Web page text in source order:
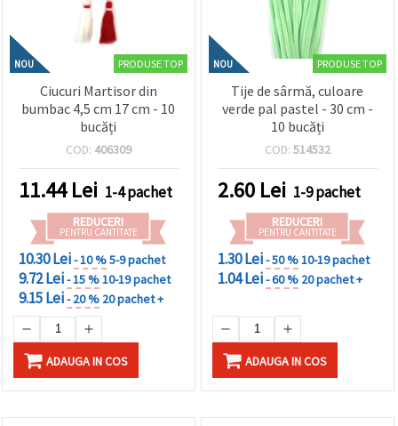
NOU PRODUSE TOP
Ciucuri Martisor din
bumbac 4,5 cm 17 cm - 10
bucăți
COD: 406309
11.44Lei 1-4 pachet
REDUCERI
PENTRU CANTITATE
10.30 Lei- 10 %5-9 pachet
9.72 Lei- 15 %10-19 pachet
9.15 Lei- 20 % 20 pachet +
ADAUGA IN COS
NOU PRODUSE TOP
Tije de sârmă, culoare
verde pal pastel - 30 cm -
10 bucăți
COD: 514532
2.60 Lei 1-9 pachet
REDUCERI
PENTRU CANTITATE
1.30 Lei- 50 %10-19 pachet
1.04 Lei- 60 % 20 pachet +
ADAUGA IN COS